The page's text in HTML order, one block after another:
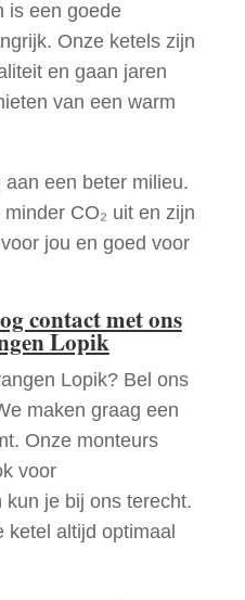
is een goede
Onze ketels zijn
en gaan jaren
van een warm
een beter milieu.
CO₂ uit en zijn
jou en goed voor
contact met ons
Lopik
Lopik? Bel ons
maken graag een
Onze monteurs
voor
je bij ons terecht.
ketel altijd optimaal